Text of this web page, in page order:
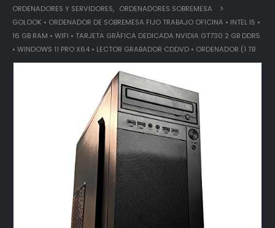
ORDENADORES Y SERVIDORES, ORDENADORES SOBREMESA
GOLOOK • ORDENADOR DE SOBREMESA FIJO TRABAJO OFICINA • INTEL I5 •
16 GB RAM • WIFI • TARJETA GRÁFICA DEDICADA NVIDIA GT730 2 GB DDR5
• WINDOWS 11 PRO X64 • LECTOR GRABADOR CDDVD • ORDENADOR (1 TB